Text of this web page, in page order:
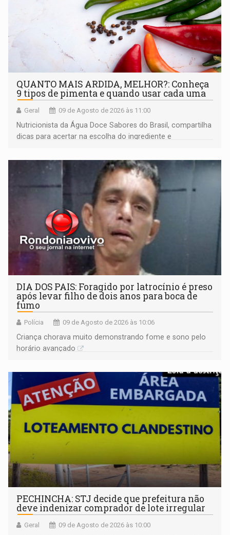
QUANTO MAIS ARDIDA, MELHOR?: Conheça
9 tipos de pimenta e quando usar cada uma
Geral 09 de Agosto de 2026 às 11:00
Nutricionista da Água Doce Sabores do Brasil, compartilha
dicas para acertar na escolha do ingrediente e
DIA DOS PAIS: Foragido por latrocínio é preso
após levar filho de dois anos para boca de
fumo
Polícia 09 de Agosto de 2026 às 10:06
Criança chorava muito demonstrando fome e sono pelo
horário avançado
PECHINCHA: STJ decide que prefeitura não
deve indenizar comprador de lote irregular
Geral 09 de Agosto de 2026 às 10:00